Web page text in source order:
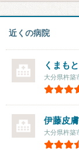
近くの病院
くまも
大分県杵築
伊藤皮
大分県杵築